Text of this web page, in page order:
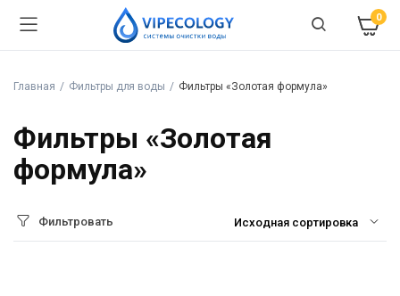
0
Главная Фильтры для воды Фильтры «Золотая формула»
Фильтры «Золотая
формула»
Фильтровать